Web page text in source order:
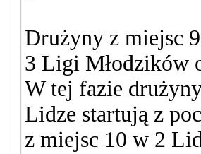
Drużyny z miejsc
3 Ligi Młodzików
W tej fazie
Lidze startują z
z miejsc 10 w 2